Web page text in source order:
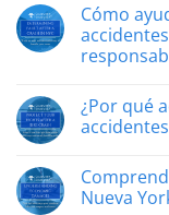
Attorneys
Help
Injured
Workers
Recover
comentarios
en
How
Catastrophic
Injuries
Your
Personal
Injury
Cómo
comentarios
en
How
Accident
Lawyer
Helps
¿Por qué
comentarios
en
Why
Nueva